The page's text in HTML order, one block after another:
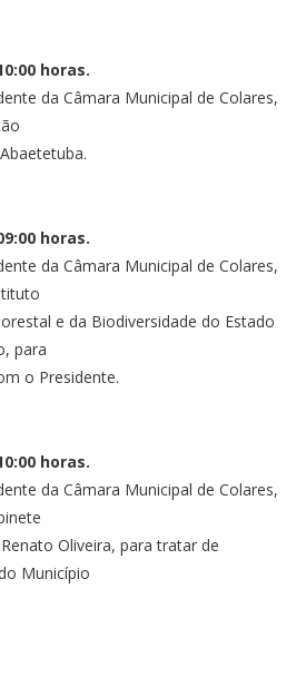
horas.
da Câmara Municipal de Colares,
horas.
da Câmara Municipal de Colares,
e da Biodiversidade do Estado
para
o Presidente.
horas.
da Câmara Municipal de Colares,
Oliveira, para tratar de
Município